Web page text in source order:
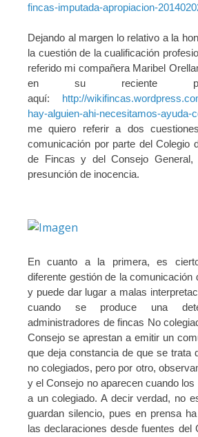
fincas-imputada-apropiacion-
Dejando al margen lo relativo a la
la cuestión de la cualificación
referido mi compañera Maribel
en su reciente
aquí: http://
hay-alguien-ahi-necesitamos-ayuda-
me quiero referir a dos
comunicación por parte del Colegio
de Fincas y del Consejo
presunción de inocencia.
En cuanto a la primera, es
diferente gestión de la comunicación
y puede dar lugar a malas
cuando se produce una
administradores de fincas No
Consejo se aprestan a emitir un
que deja constancia de que se trata
no colegiados, pero por otro,
y el Consejo no aparecen cuando
a un colegiado. A decir verdad, no
guardan silencio, pues en prensa
las declaraciones desde fuentes del